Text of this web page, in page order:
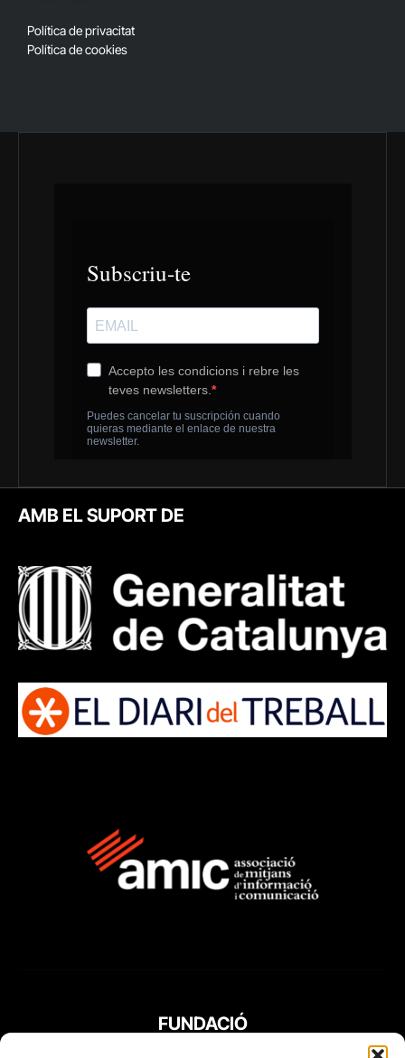
Política de privacitat
Política de cookies
AMB EL SUPORT DE
FUNDACIÓ